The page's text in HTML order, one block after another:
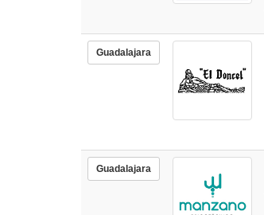
Guadalajara
Guadalajara